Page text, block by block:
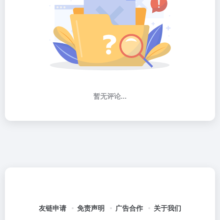
暂无评论...
友链申请 免责声明 广告合作 关于我们